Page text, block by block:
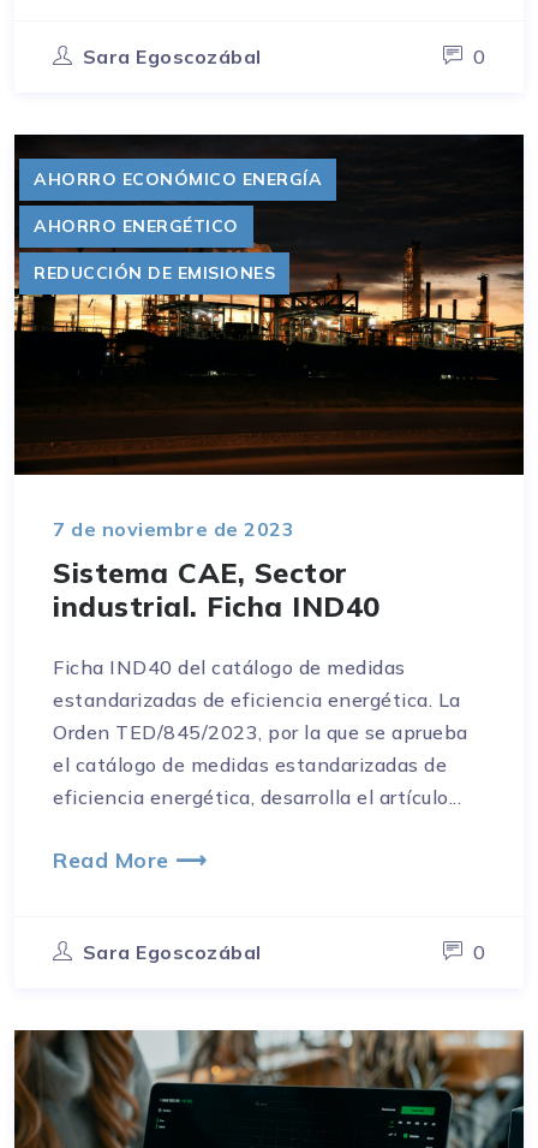
Sara Egoscozábal 0
AHORRO ECONÓMICO ENERGÍA
AHORRO ENERGÉTICO
REDUCCIÓN DE EMISIONES
7 de noviembre de 2023
Sistema CAE, Sector
industrial. Ficha IND40
Ficha IND40 del catálogo de medidas
estandarizadas de eficiencia energética. La
Orden TED/845/2023, por la que se aprueba
el catálogo de medidas estandarizadas de
eficiencia energética, desarrolla el artículo...
Read More ⟶
Sara Egoscozábal 0